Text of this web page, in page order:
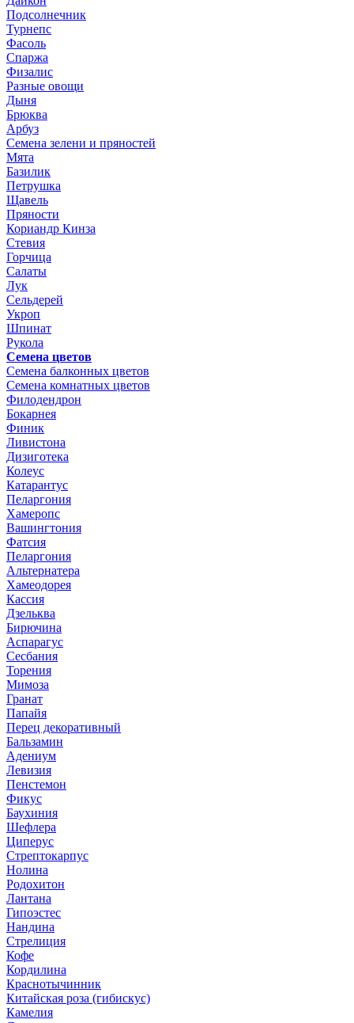
Подсолнечник
Турнепс
Фасоль
Спаржа
Физалис
Разные овощи
Дыня
Брюква
Арбуз
Семена зелени и пряностей
Мята
Базилик
Петрушка
Щавель
Пряности
Кориандр Кинза
Стевия
Горчица
Салаты
Лук
Сельдерей
Укроп
Шпинат
Рукола
Семена цветов
Семена балконных цветов
Семена комнатных цветов
Филодендрон
Бокарнея
Финик
Ливистона
Дизиготека
Колеус
Катарантус
Пеларгония
Хамеропс
Вашингтония
Фатсия
Пеларгония
Альтернатера
Хамеодорея
Кассия
Дзельква
Бирючина
Аспарагус
Сесбания
Торения
Мимоза
Гранат
Папайя
Перец декоративный
Бальзамин
Адениум
Левизия
Пенстемон
Фикус
Баухиния
Шефлера
Циперус
Стрептокарпус
Нолина
Родохитон
Лантана
Гипоэстес
Нандина
Стрелиция
Кофе
Кордилина
Краснотычинник
Китайская роза (гибискус)
Камелия